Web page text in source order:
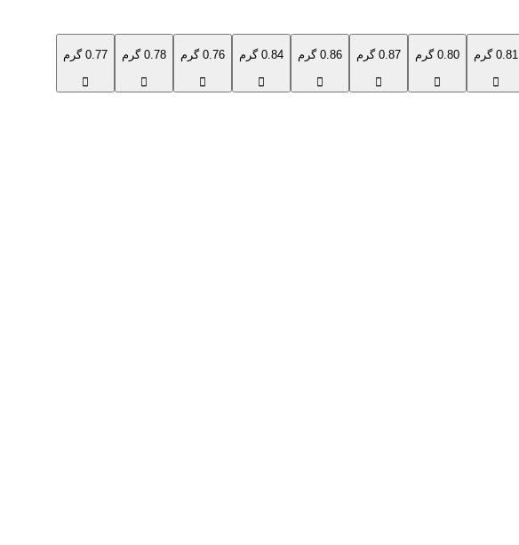
0.81 گرم 0.80 گرم 0.87 گرم 0.86 گرم 0.84 گرم 0.76 گرم 0.78 گرم 0.77 گرم